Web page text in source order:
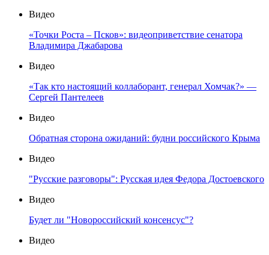
Видео
«Точки Роста – Псков»: видеоприветствие сенатора
Владимира Джабарова
Видео
«Так кто настоящий коллаборант, генерал Хомчак?» —
Сергей Пантелеев
Видео
Обратная сторона ожиданий: будни российского Крыма
Видео
"Русские разговоры": Русская идея Федора Достоевского
Видео
Будет ли "Новороссийский консенсус"?
Видео